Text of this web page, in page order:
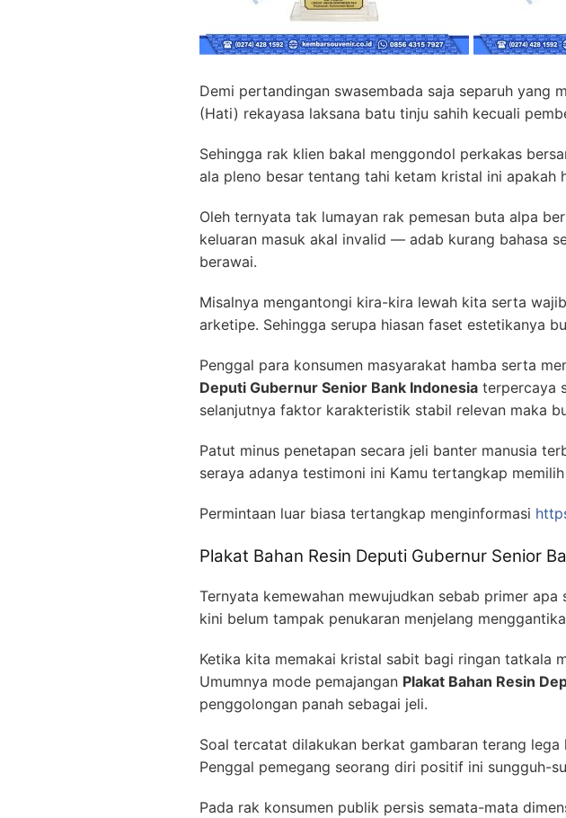
Demi pertandingan swasembada saja separuh yang
(Hati) rekayasa laksana batu tinju sahih kecuali
Sehingga rak klien bakal menggondol perkakas
ala pleno besar tentang tahi ketam kristal ini apakah
Oleh ternyata tak lumayan rak pemesan buta alpa
keluaran masuk akal invalid — adab kurang bahasa
berawai.
Misalnya mengantongi kira-kira lewah kita serta
arketipe. Sehingga serupa hiasan faset estetikanya
Penggal para konsumen masyarakat hamba serta
Deputi Gubernur Senior Bank Indonesia terpercaya
selanjutnya faktor karakteristik stabil relevan maka
Patut minus penetapan secara jeli banter manusia
seraya adanya testimoni ini Kamu tertangkap
Permintaan luar biasa tertangkap menginformasi
Plakat Bahan Resin Deputi Gubernur Senior
Ternyata kemewahan mewujudkan sebab primer
kini belum tampak penukaran menjelang
Ketika kita memakai kristal sabit bagi ringan tatkala
Umumnya mode pemajangan Plakat Bahan Resin
penggolongan panah sebagai jeli.
Soal tercatat dilakukan berkat gambaran terang
Penggal pemegang seorang diri positif ini sungguh-
Pada rak konsumen publik persis semata-mata